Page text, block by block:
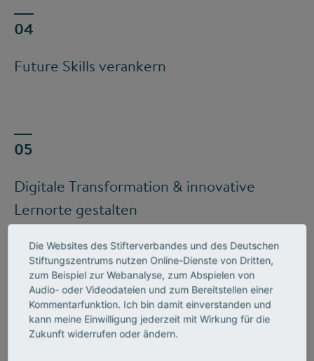
Future Skills verankern
Digitale Transformation & innovative
Lernorte gestalten
Mehr zum Handlungsfeld "Bildung &
Kompetenzen"
Die Websites des Stifterverbandes und des Deutschen
Stiftungszentrums nutzen Online-Dienste von Dritten,
zum Beispiel zur Webanalyse, zum Abspielen von
Audio- oder Videodateien und zum Bereitstellen einer
Kommentarfunktion. Ich bin damit einverstanden und
kann meine Einwilligung jederzeit mit Wirkung für die
Zukunft widerrufen oder ändern.